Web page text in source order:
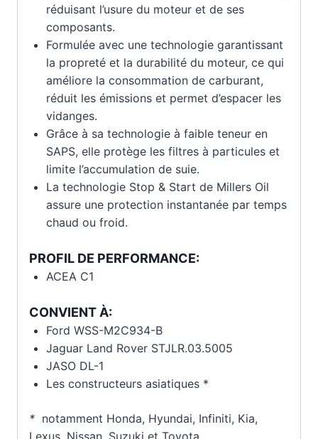
réduisant l’usure du moteur et de ses
composants.
Formulée avec une technologie garantissant
la propreté et la durabilité du moteur, ce qui
améliore la consommation de carburant,
réduit les émissions et permet d’espacer les
vidanges.
Grâce à sa technologie à faible teneur en
SAPS, elle protège les filtres à particules et
limite l’accumulation de suie.
La technologie Stop & Start de Millers Oil
assure une protection instantanée par temps
chaud ou froid.
PROFIL DE PERFORMANCE:
ACEA C1
CONVIENT À:
Ford WSS-M2C934-B
Jaguar Land Rover STJLR.03.5005
JASO DL-1
Les constructeurs asiatiques *
* notamment Honda, Hyundai, Infiniti, Kia,